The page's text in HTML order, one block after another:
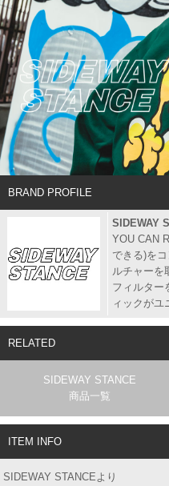
BRAND PROFILE
SIDEWAY
YOU CAN
できる)を
ルチャーを
フィルター
ィックがユ
RELATED
SIDEWAY STANCE
商品一覧
ITEM INFO
SIDEWAY STANCEより